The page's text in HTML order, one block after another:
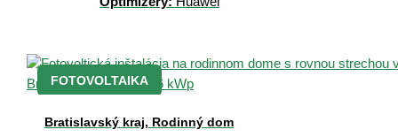
FOTOVOLTAIKA
Bratislavský kraj, Rodinný dom